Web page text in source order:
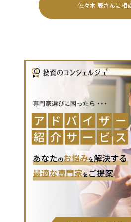
佐々木 辰さんに相